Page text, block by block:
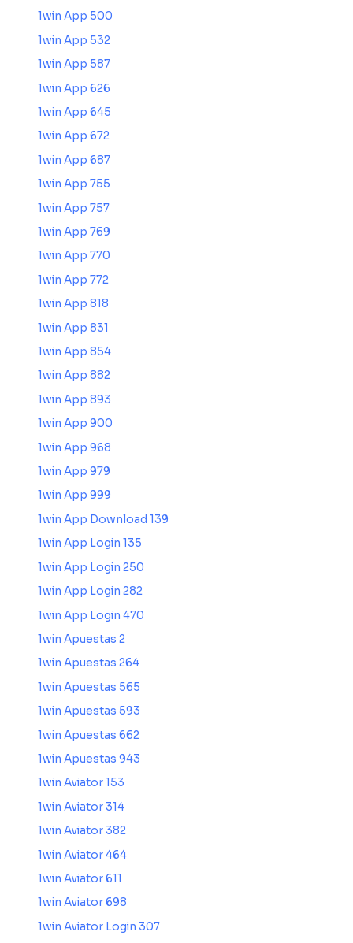
1win App 500
1win App 532
1win App 587
1win App 626
1win App 645
1win App 672
1win App 687
1win App 755
1win App 757
1win App 769
1win App 770
1win App 772
1win App 818
1win App 831
1win App 854
1win App 882
1win App 893
1win App 900
1win App 968
1win App 979
1win App 999
1win App Download 139
1win App Login 135
1win App Login 250
1win App Login 282
1win App Login 470
1win Apuestas 2
1win Apuestas 264
1win Apuestas 565
1win Apuestas 593
1win Apuestas 662
1win Apuestas 943
1win Aviator 153
1win Aviator 314
1win Aviator 382
1win Aviator 464
1win Aviator 611
1win Aviator 698
1win Aviator Login 307